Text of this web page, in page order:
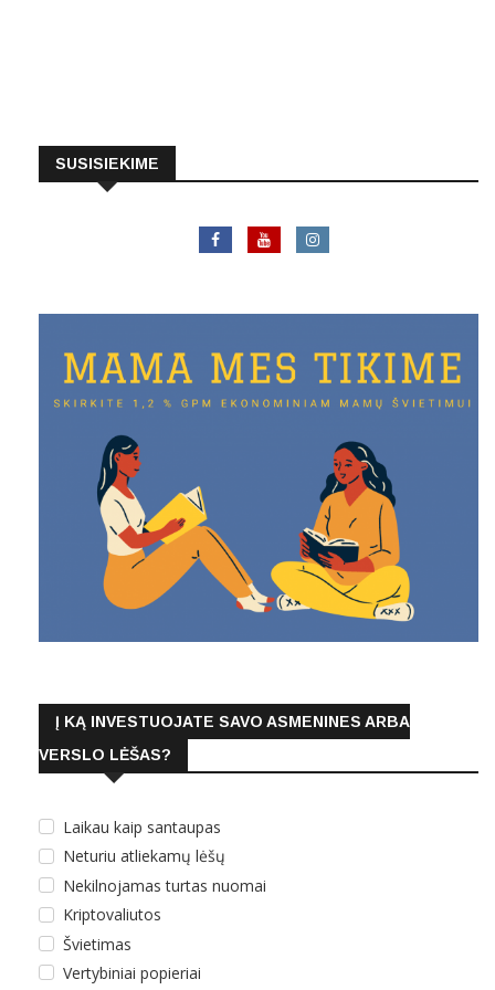
SUSISIEKIME
Į KĄ INVESTUOJATE SAVO ASMENINES ARBA
VERSLO LĖŠAS?
Laikau kaip santaupas
Neturiu atliekamų lėšų
Nekilnojamas turtas nuomai
Kriptovaliutos
Švietimas
Vertybiniai popieriai